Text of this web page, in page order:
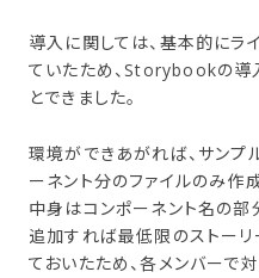
導入に関しては、基本的にラ
ていたため、Storybookの導
とできました。
環境ができあがれば、サンプ
ーネント分のファイルのみ作
中身はコンポーネント名の
追加すれば最低限のストー
ておいたため、各メンバーで